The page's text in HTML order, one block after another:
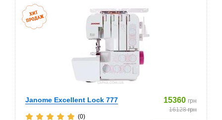
Janome Excellent Lock 777 15360 грн
16128грн
(0)